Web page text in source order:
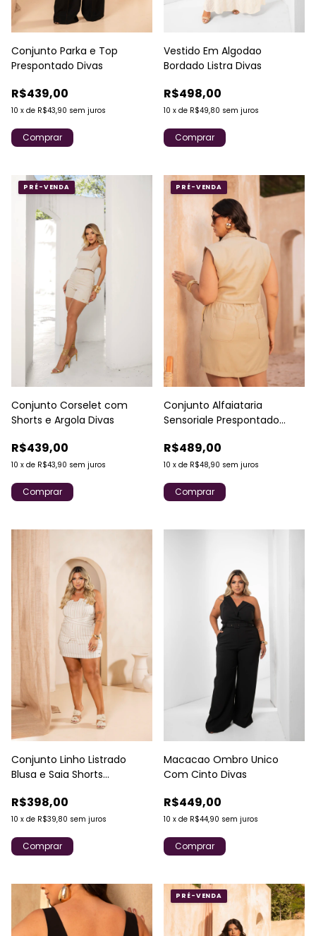
Conjunto Parka e Top
Prespontado Divas
R$439,00
10 x de R$43,90 sem juros
Comprar
Vestido Em Algodao
Bordado Listra Divas
R$498,00
10 x de R$49,80 sem juros
Comprar
Conjunto Corselet com
Shorts e Argola Divas
R$439,00
10 x de R$43,90 sem juros
Comprar
PRÉ-VENDA
Conjunto Alfaiataria
Sensoriale Prespontado
R$489,00
10 x de R$48,90 sem juros
Comprar
PRÉ-VENDA
Conjunto Linho Listrado
Blusa e Saia Shorts
R$398,00
10 x de R$39,80 sem juros
Comprar
Macacao Ombro Unico
Com Cinto Divas
R$449,00
10 x de R$44,90 sem juros
Comprar
PRÉ-VENDA